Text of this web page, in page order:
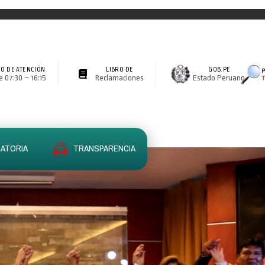
DE ATENCIÓN
07:30 – 16:15
LIBRO DE
Reclamaciones
GOB.PE
Estado Peruano
TRANSPARENCIA